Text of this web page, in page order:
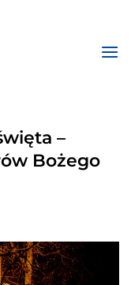
–
Bożego